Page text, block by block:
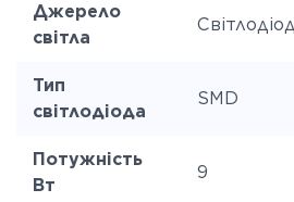
Джерело
світла
Тип
світлодіода
SMD
Потужність
Вт
9